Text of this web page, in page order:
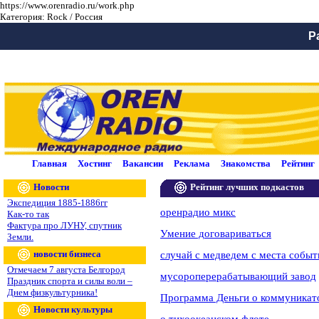
https://www.orenradio.ru/work.php
Категория: Rock / Россия
Главная Хостинг Вакансии Реклама Знакомства Рейтинг
Новости
Экспедиция 1885-1886гг
Как-то так
Фактура про ЛУНУ, спутник
Земли.
новости бизнеса
Отмечаем 7 августа Белгород
Праздник спорта и силы воли –
Днем физкультурника!
Новости культуры
Рейтинг лучших подкастов
оренрадио микс
Умение договариваться
случай с медведем с места
мусороперерабатывающий завод
Программа Деньги о